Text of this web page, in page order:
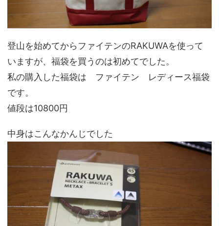
登山を始めてからファイテンのRAKUWAを使って
いますが、福袋を買うのは初めてでした。
私の購入した福袋は ファイテン レディース福袋
です。
値段は10800円
中身はこんなかんじでした